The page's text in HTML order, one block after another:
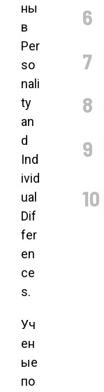
ны
в
Per
so
nali
ty
an
d
Ind
ivid
ual
Dif
fer
en
ce
s.
Уч
ен
ые
по